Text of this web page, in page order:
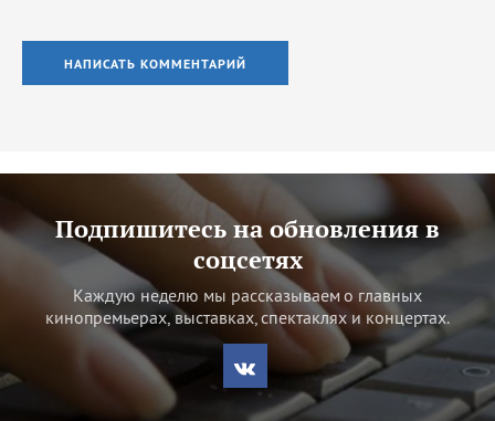
НАПИСАТЬ КОММЕНТАРИЙ
Подпишитесь на обновления в
соцсетях
Каждую неделю мы рассказываем о главных
кинопремьерах, выставках, спектаклях и концертах.